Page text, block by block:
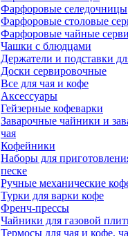
Фарфоровые селедочницы
Фарфоровые столовые
Фарфоровые чайные
Чашки с блюдцами
Держатели и подставки
Доски сервировочные
Все для чая и кофе
Аксессуары
Гейзерные кофеварки
Заварочные чайники и
чая
Кофейники
Наборы для
песке
Ручные механические
Турки для варки кофе
Френч-прессы
Чайники для газовой
Термосы для чая и кофе,